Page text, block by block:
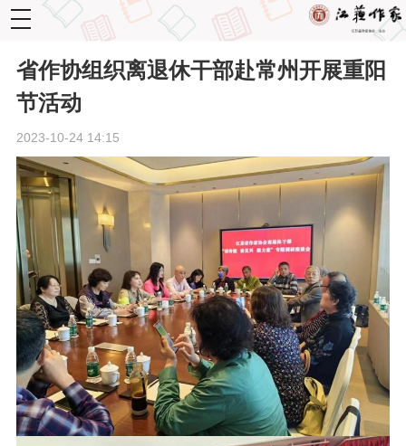
toggle
navigation
省作协组织离退休干部赴常州开展重阳
节活动
2023-10-24 14:15